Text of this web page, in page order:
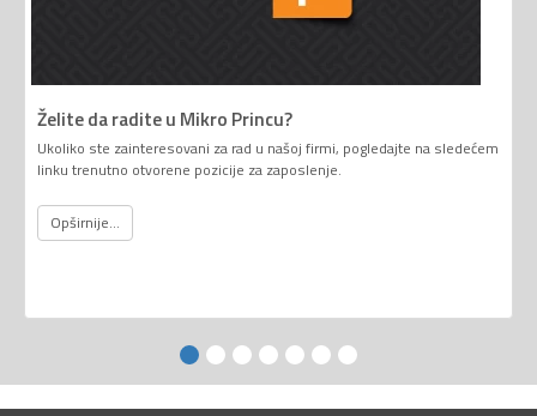
Želite da radite u Mikro Princu?
Ukoliko ste zainteresovani za rad u našoj firmi, pogledajte na sledećem
linku trenutno otvorene pozicije za zaposlenje.
Opširnije...